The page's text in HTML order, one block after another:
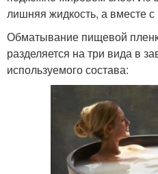
лишняя жидкость, а вместе
Обматывание пищевой
разделяется на три вида в
используемого состава: